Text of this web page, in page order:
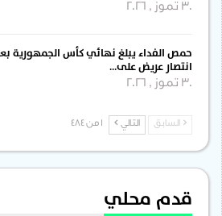
30 تموز , 2026
حمص الفداء يبلغ نهائي كأس الجمهورية بعد
انتصار عريض على…
30 تموز , 2026
السابق التالي
قدم محلي